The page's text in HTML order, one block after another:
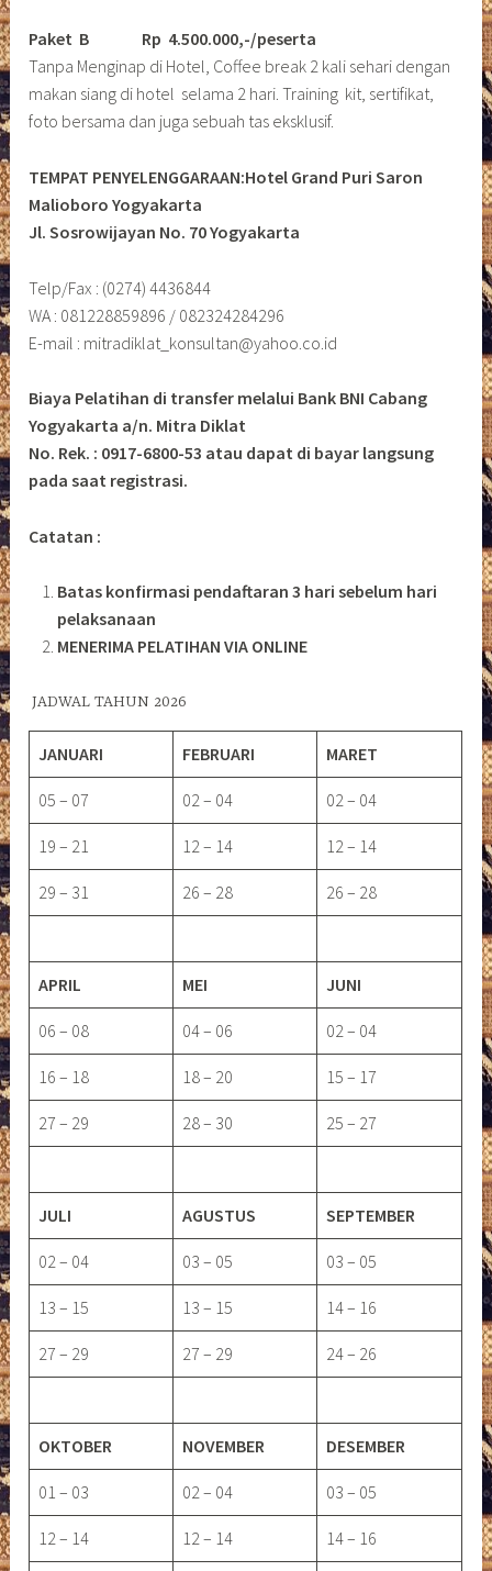
Paket B
Rp 4.500.000,-/peserta
Tanpa Menginap di Hotel, Coffee break 2 kali sehari dengan
makan siang di hotel selama 2 hari. Training kit, sertifikat,
foto bersama dan juga sebuah tas eksklusif.
TEMPAT PENYELENGGARAAN:Hotel Grand Puri Saron
Malioboro Yogyakarta
Jl. Sosrowijayan No. 70 Yogyakarta
Telp/Fax : (0274) 4436844
WA : 081228859896 / 082324284296
E-mail : mitradiklat_konsultan@yahoo.co.id
Biaya Pelatihan di transfer melalui Bank BNI Cabang
Yogyakarta a/n. Mitra Diklat
No. Rek. : 0917-6800-53 atau dapat di bayar langsung
pada saat registrasi.
Catatan :
Batas konfirmasi pendaftaran 3 hari sebelum hari
pelaksanaan
MENERIMA PELATIHAN VIA ONLINE
JADWAL TAHUN 2026
JANUARI FEBRUARI MARET
05 – 07 02 – 04 02 – 04
19 – 21 12 – 14 12 – 14
29 – 31 26 – 28 26 – 28
APRIL MEI JUNI
06 – 08 04 – 06 02 – 04
16 – 18 18 – 20 15 – 17
27 – 29 28 – 30 25 – 27
JULI AGUSTUS SEPTEMBER
02 – 04 03 – 05 03 – 05
13 – 15 13 – 15 14 – 16
27 – 29 27 – 29 24 – 26
OKTOBER NOVEMBER DESEMBER
01 – 03 02 – 04 03 – 05
12 – 14 12 – 14 14 – 16